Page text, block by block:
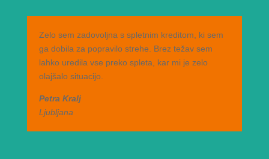
Zelo sem zadovoljna s spletnim kreditom, ki sem
ga dobila za popravilo strehe. Brez težav sem
lahko uredila vse preko spleta, kar mi je zelo
olajšalo situacijo.
Petra Kralj
Ljubljana